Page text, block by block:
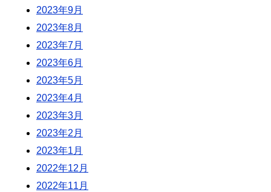
2023年9月
2023年8月
2023年7月
2023年6月
2023年5月
2023年4月
2023年3月
2023年2月
2023年1月
2022年12月
2022年11月